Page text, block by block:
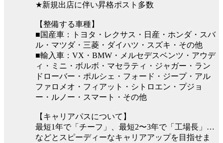
★新規出店に伴い昇格ポスト多数
【整備する車種】
■国産車：トヨタ・レクサス・日産・ホンダ・スバ
ル・マツダ・三菱・ダイハツ・スズキ・その他
■輸入車：VX・BMW・メルセデスベンツ・アウデ
ィ・ミニ・ボルボ・マセラティ・ジャガー・ラン
ドローバー・ポルシェ・フォード・ジープ・アル
ファロメオ・フィアット・シトロエン・プジョ
ー・ルノー・スマート・その他
【キャリアパスについて】
最短1年で「チーフ」、最短2〜3年で「工場長」…
などとスピーディーなキャリアアップを目指せま